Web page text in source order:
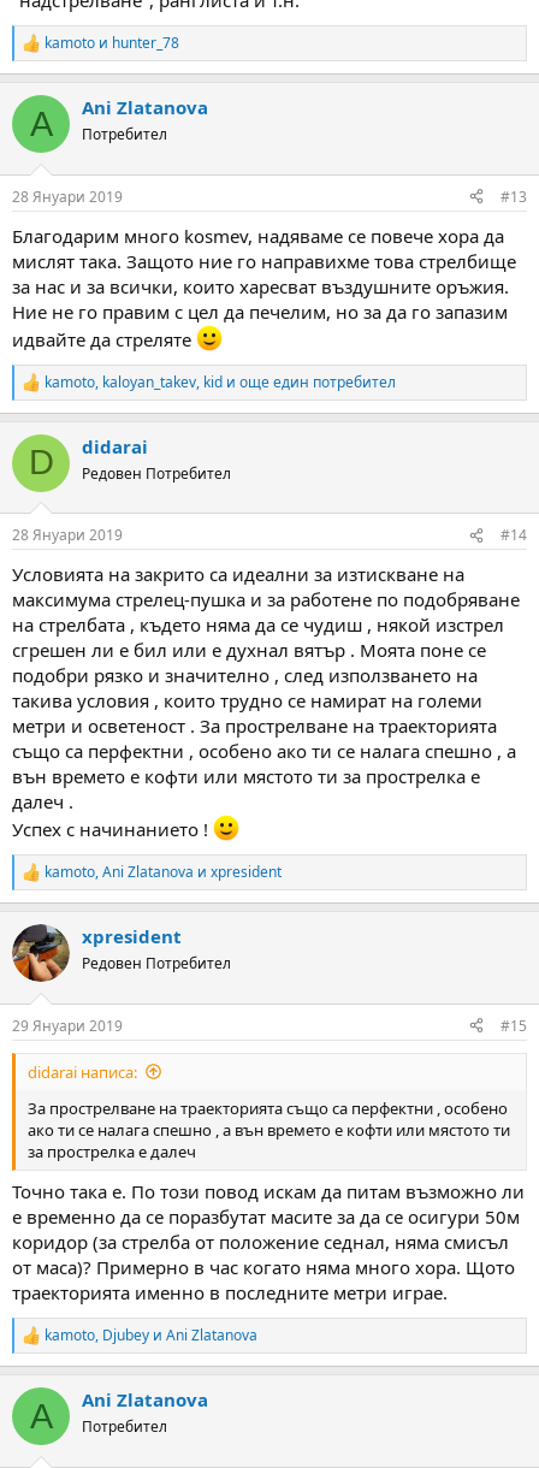
R
e
c
i
s
kamoto и hunter_78
A Ani Zlatanova
Потребител
28 Януари 2019 #13
Благодарим много kosmev, надяваме се повече хора да
мислят така. Защото ние го направихме това стрелбище
за нас и за всички, които харесват въздушните оръжия.
Ние не го правим с цел да печелим, но за да го запазим
идвайте да стреляте
R
e
c
i
s
kamoto, kaloyan_takev, kid и още един потребител
D didarai
Редовен Потребител
28 Януари 2019 #14
Условията на закрито са идеални за изтискване на
максимума стрелец-пушка и за работене по подобряване
на стрелбата , където няма да се чудиш , някой изстрел
сгрешен ли е бил или е духнал вятър . Моята поне се
подобри рязко и значително , след използването на
такива условия , които трудно се намират на големи
метри и осветеност . За прострелване на траекторията
също са перфектни , особено ако ти се налага спешно , а
вън времето е кофти или мястото ти за прострелка е
далеч .
Успех с начинанието !
R
e
c
t
i
s
:
kamoto,Ani Zlatanova и xpresident
xpresident
Редовен Потребител
29 Януари 2019 #15
didarai написа:
За прострелване на траекторията също са перфектни , особено
ако ти се налага спешно , а вън времето е кофти или мястото ти
за прострелка е далеч
Точно така е. По този повод искам да питам възможно ли
е временно да се поразбутат масите за да се осигури 50м
коридор (за стрелба от положение седнал, няма смисъл
от маса)? Примерно в час когато няма много хора. Щото
траекторията именно в последните метри играе.
R
e
c
i
kamoto, Djubey и Ani Zlatanova
A Ani Zlatanova
Потребител